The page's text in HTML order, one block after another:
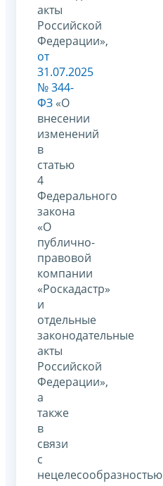
акты
Российской
Федерации»,
от
31.07.2025
№ 344-
ФЗ «О
внесении
изменений
в
статью
4
Федерального
закона
«О
публично-
правовой
компании
«Роскадастр»
и
отдельные
законодательные
акты
Российской
Федерации»,
а
также
в
связи
с
нецелесообразностью